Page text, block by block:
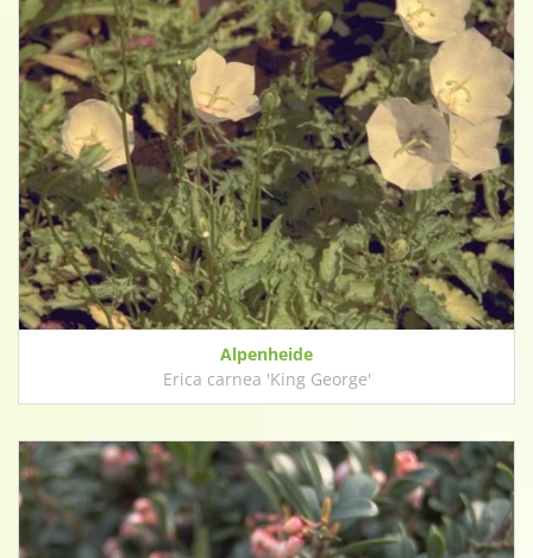
Alpenheide
Erica carnea 'King George'